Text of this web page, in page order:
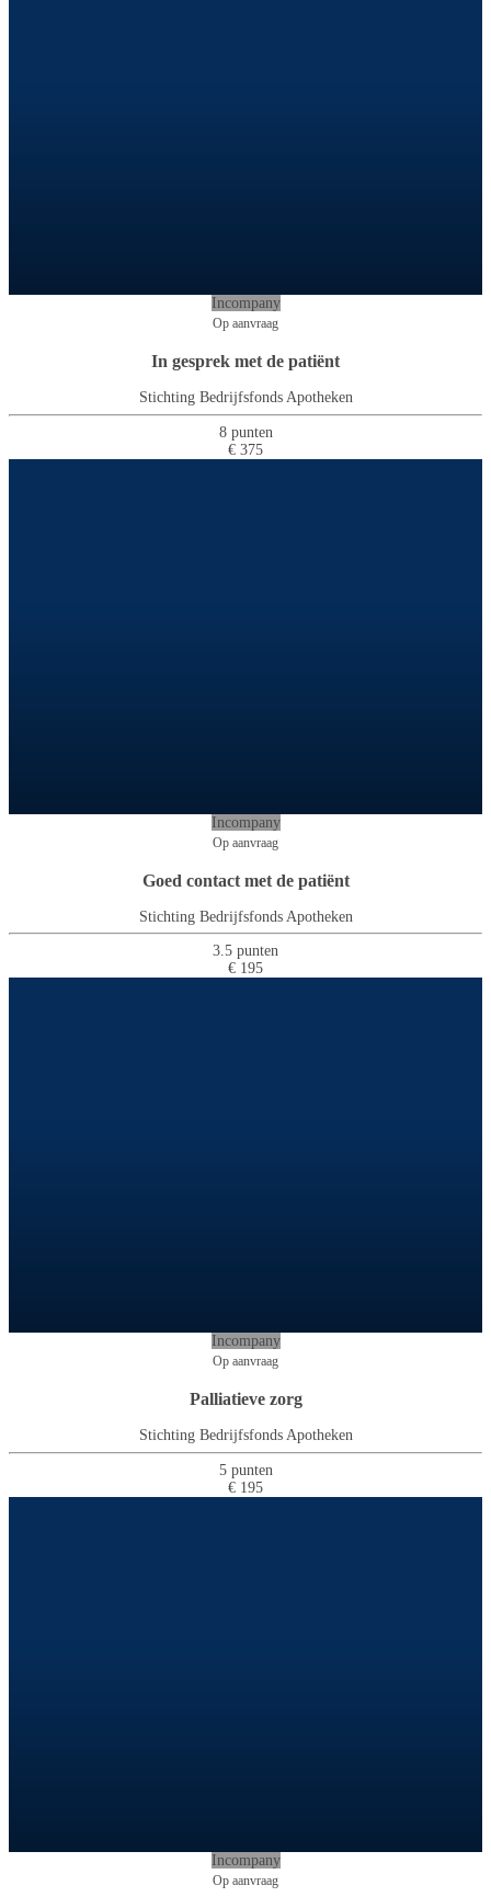
Incompany
Op aanvraag
In gesprek met de patiënt
Stichting Bedrijfsfonds Apotheken
8 punten
€ 375
Incompany
Op aanvraag
Goed contact met de patiënt
Stichting Bedrijfsfonds Apotheken
3.5 punten
€ 195
Incompany
Op aanvraag
Palliatieve zorg
Stichting Bedrijfsfonds Apotheken
5 punten
€ 195
Incompany
Op aanvraag